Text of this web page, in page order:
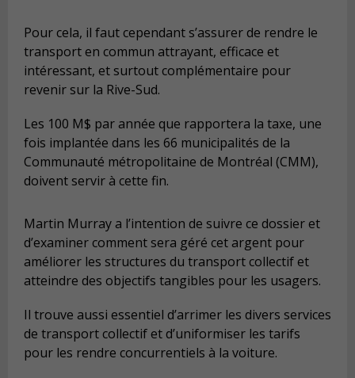
Pour cela, il faut cependant s’assurer de rendre le
transport en commun attrayant, efficace et
intéressant, et surtout complémentaire pour
revenir sur la Rive-Sud.
Les 100 M$ par année que rapportera la taxe, une
fois implantée dans les 66 municipalités de la
Communauté métropolitaine de Montréal (CMM),
doivent servir à cette fin.
Martin Murray a l’intention de suivre ce dossier et
d’examiner comment sera géré cet argent pour
améliorer les structures du transport collectif et
atteindre des objectifs tangibles pour les usagers.
Il trouve aussi essentiel d’arrimer les divers services
de transport collectif et d’uniformiser les tarifs
pour les rendre concurrentiels à la voiture.